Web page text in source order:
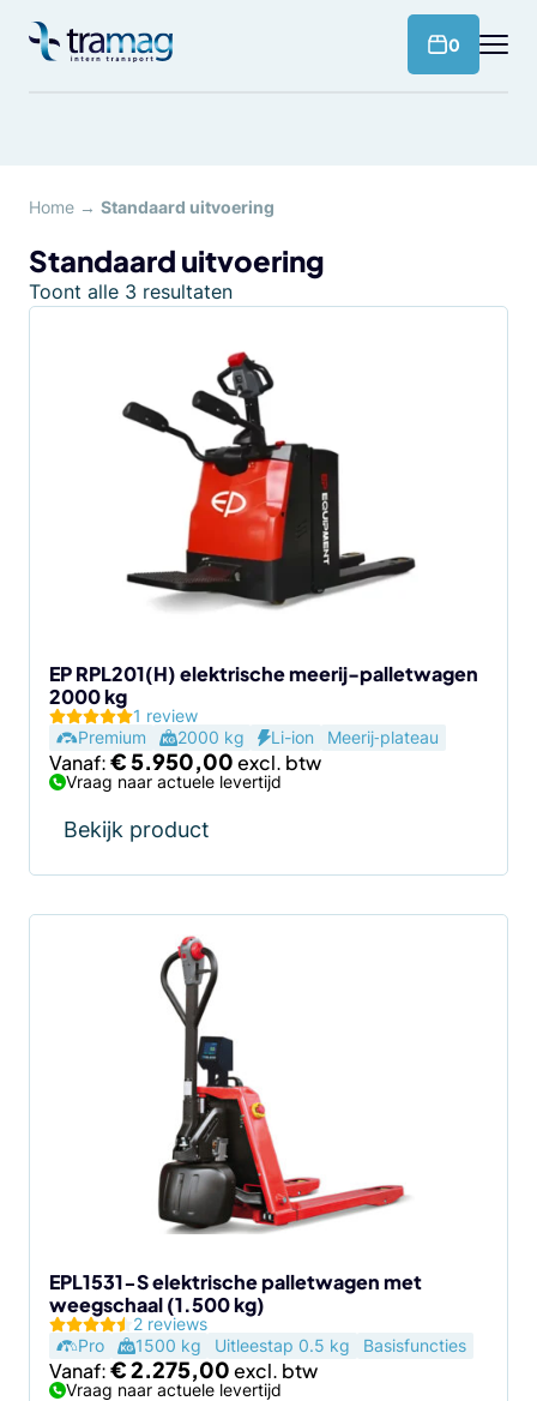
naar
0
Home → Standaard uitvoering
Standaard uitvoering
Toont alle 3 resultaten
EP RPL201(H) elektrische meerij-palletwagen
2000 kg
1 review
Premium
2000 kg Li-ion Meerij‑plateau
Vanaf:€5.950,00
Vraag naar actuele levertijd
Bekijk product
de
productpagina
EPL1531-S elektrische palletwagen met
weegschaal (1.500 kg)
2 reviews
Pro
1500 kg Uitleestap 0.5 kg Basisfuncties
Vanaf:€2.275,00
Vraag naar actuele levertijd